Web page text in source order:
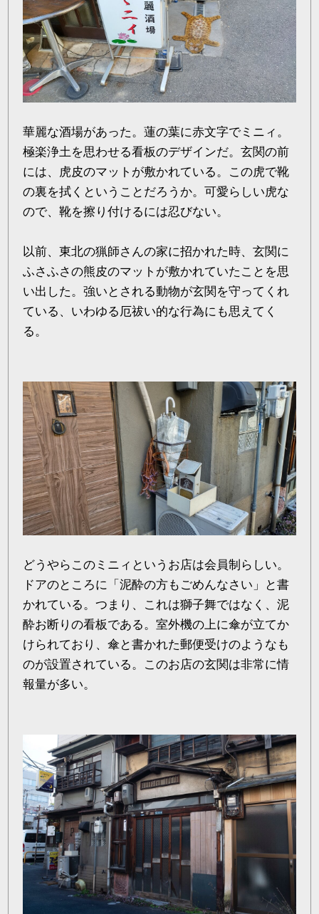
華麗な酒場があった。蓮の葉に赤文字でミニィ。
極楽浄土を思わせる看板のデザインだ。玄関の前
には、虎皮のマットが敷かれている。この虎で靴
の裏を拭くということだろうか。可愛らしい虎な
ので、靴を擦り付けるには忍びない。
以前、東北の猟師さんの家に招かれた時、玄関に
ふさふさの熊皮のマットが敷かれていたことを思
い出した。強いとされる動物が玄関を守ってくれ
ている、いわゆる厄祓い的な行為にも思えてく
る。
どうやらこのミニィというお店は会員制らしい。
ドアのところに「泥酔の方もごめんなさい」と書
かれている。つまり、これは獅子舞ではなく、泥
酔お断りの看板である。室外機の上に傘が立てか
けられており、傘と書かれた郵便受けのようなも
のが設置されている。このお店の玄関は非常に情
報量が多い。